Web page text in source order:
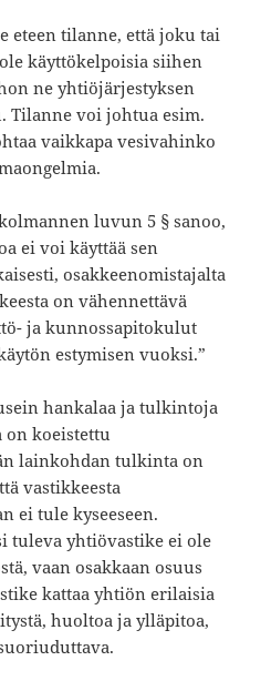
eteen tilanne, että joku tai
käyttökelpoisia siihen
ne yhtiöjärjestyksen
Tilanne voi johtua esim.
vaikkapa vesivahinko
luvun 5 § sanoo,
ei voi käyttää sen
osakkeenomistajalta
on vähennettävä
ja kunnossapitokulut
estymisen vuoksi.”
hankalaa ja tulkintoja
on koeistettu
lainkohdan tulkinta on
vastikkeesta
ei tule kyseeseen.
tuleva yhtiövastike ei ole
vaan osakkaan osuus
kattaa yhtiön erilaisia
huoltoa ja ylläpitoa,